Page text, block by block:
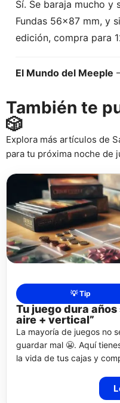
Sí. Se baraja mucho y
Fundas 56×87 mm, y
edición, compra para
El Mundo del Meeple
También te
🎲
Explora más artículos de
para tu próxima noche de
💡 Tip
Tu juego dura
aire + vertical”
La mayoría de juegos no
guardar mal 😬. Aquí
la vida de tus cajas y